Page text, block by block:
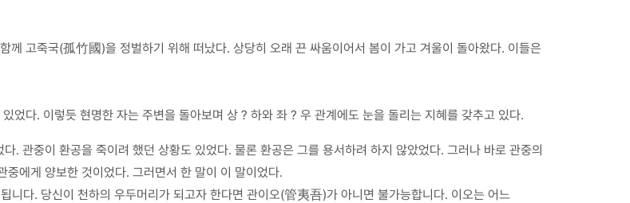
고죽국(孤竹國)을 정벌하기 위해 떠났다. 상당히 오래 끈 싸움이어서 봄이 가고 겨울이 돌아왔다. 이들은
었다. 이렇듯 현명한 자는 주변을 돌아보며 상 ? 하와 좌 ? 우 관계에도 눈을 돌리는 지혜를 갖추고 있다.
. 관중이 환공을 죽이려 했던 상황도 있었다. 물론 환공은 그를 용서하려 하지 않았었다. 그러나 바로 관중의
에게 양보한 것이었다. 그러면서 한 말이 이 말이었다.
다. 당신이 천하의 우두머리가 되고자 한다면 관이오(管夷吾)가 아니면 불가능합니다. 이오는 어느